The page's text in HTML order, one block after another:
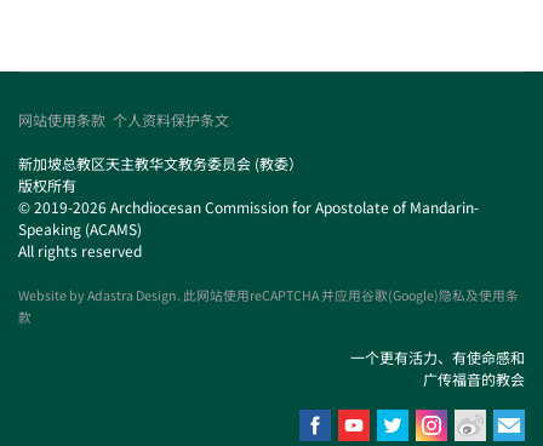
网站使用条款 个人资料保护条文
新加坡总教区天主教华文教务委员会 (教委）
版权所有
© 2019-2026 Archdiocesan Commission for Apostolate of Mandarin-
Speaking (ACAMS)
All rights reserved
Website byAdastra Design. 此网站使用reCAPTCHA 并应用谷歌(Google)隐私及使用条
款
一个更有活力、有使命感和
广传福音的教会